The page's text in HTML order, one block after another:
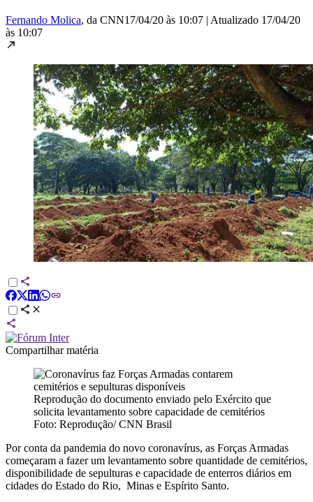
Fernando Molica, da CNN17/04/20 às 10:07 | Atualizado 17/04/20
às 10:07
Compartilhar matéria
Reprodução do documento enviado pelo Exército que
solicita levantamento sobre capacidade de cemitérios
Foto: Reprodução/ CNN Brasil
Por conta da pandemia do novo coronavírus, as Forças Armadas
começaram a fazer um levantamento sobre quantidade de cemitérios,
disponibilidade de sepulturas e capacidade de enterros diários em
cidades do Estado do Rio, Minas e Espírito Santo.